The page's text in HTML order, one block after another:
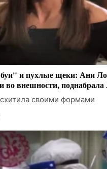
и пухлые щеки: Ани
во внешности,
своими формами